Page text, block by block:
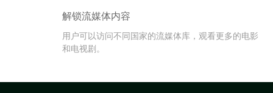
解锁流媒体内容
用户可以访问不同国家的流媒体库，观看更多的电影
和电视剧。